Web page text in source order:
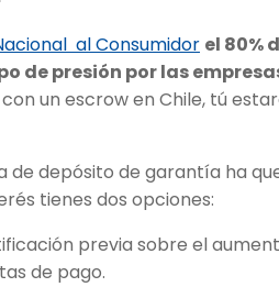
al Consumidor el 80%
de presión por las
un escrow en Chile, tú
de depósito de garantía ha
tienes dos opciones:
previa sobre el
de pago.